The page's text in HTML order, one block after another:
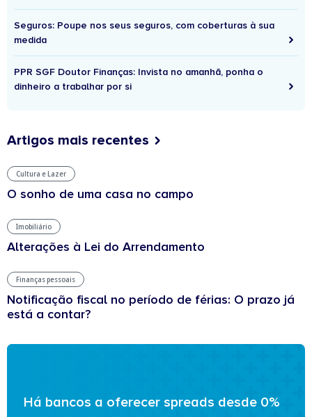
Seguros: Poupe nos seus seguros, com coberturas à sua
medida
PPR SGF Doutor Finanças: Invista no amanhã, ponha o
dinheiro a trabalhar por si
Artigos mais recentes
Cultura e Lazer
O sonho de uma casa no campo
Imobiliário
Alterações à Lei do Arrendamento
Finanças pessoais
Notificação fiscal no período de férias: O prazo já
está a contar?
Há bancos a oferecer spreads desde 0%